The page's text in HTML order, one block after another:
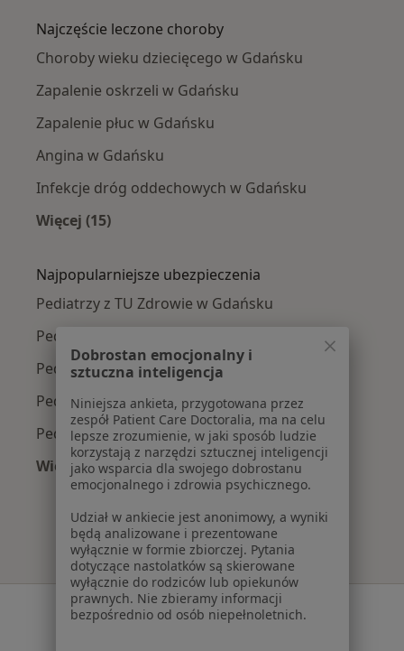
Najczęście leczone choroby
Choroby wieku dziecięcego w Gdańsku
Zapalenie oskrzeli w Gdańsku
Zapalenie płuc w Gdańsku
Angina w Gdańsku
Infekcje dróg oddechowych w Gdańsku
Więcej (15)
Najpopularniejsze ubezpieczenia
Pediatrzy z TU Zdrowie w Gdańsku
Pediatrzy z Medicover w Gdańsku
Pediatrzy z Allianz w Gdańsku
Pediatrzy z POLMED w Gdańsku
Pediatrzy z NFZ w Gdańsku
Więcej (7)
Więcej w kategorii: Najpopularniejsze
Serwis
Dobrostan emocjonalny i
sztuczna inteligencja
Niniejsza ankieta, przygotowana przez
zespół Patient Care Doctoralia, ma na celu
lepsze zrozumienie, w jaki sposób ludzie
korzystają z narzędzi sztucznej inteligencji
jako wsparcia dla swojego dobrostanu
emocjonalnego i zdrowia psychicznego.
Udział w ankiecie jest anonimowy, a wyniki
będą analizowane i prezentowane
wyłącznie w formie zbiorczej. Pytania
dotyczące nastolatków są skierowane
wyłącznie do rodziców lub opiekunów
prawnych. Nie zbieramy informacji
bezpośrednio od osób niepełnoletnich.